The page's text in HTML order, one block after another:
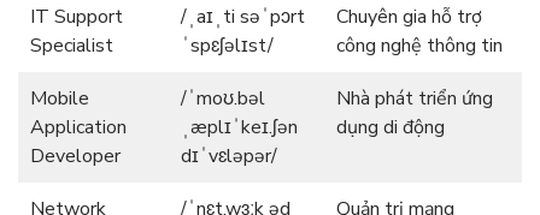
IT Support
Specialist
/ˌaɪˌti səˈpɔrt
ˈspɛʃəlɪst/
Chuyên gia hỗ trợ
công nghệ thông tin
Mobile
Application
Developer
/ˈmoʊ.bəl
ˌæplɪˈkeɪ.ʃən
dɪˈvɛləpər/
Nhà phát triển ứng
dụng di động
Network
/ˈnɛt.wɜːk əd
Quản trị mạng